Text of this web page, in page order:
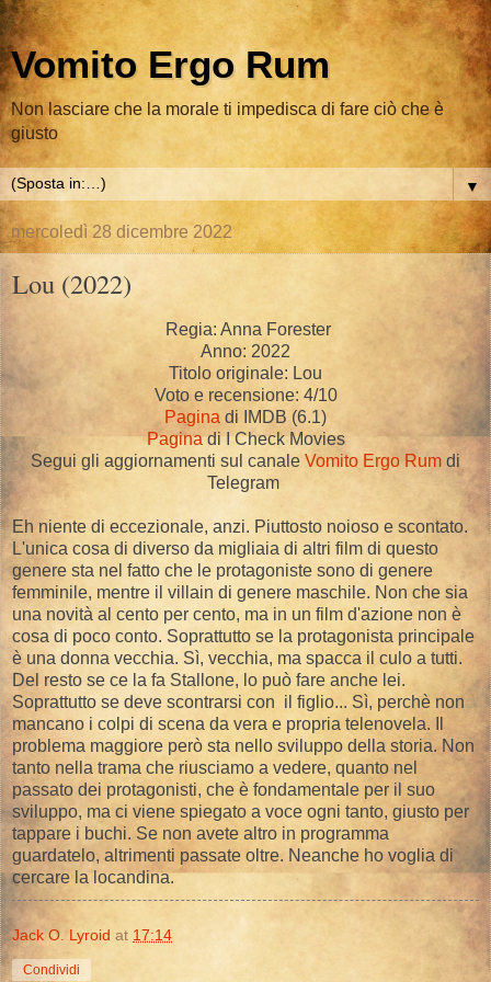
Vomito Ergo Rum
Non lasciare che la morale ti impedisca di fare ciò che è
giusto
▼
mercoledì 28 dicembre 2022
Lou (2022)
Regia: Anna Forester
Anno: 2022
Titolo originale: Lou
Voto e recensione: 4/10
Pagina di IMDB (6.1)
Paginadi I Check Movies
Segui gli aggiornamenti sul canale Vomito Ergo Rum di
Telegram
Eh niente di eccezionale, anzi. Piuttosto noioso e scontato.
L'unica cosa di diverso da migliaia di altri film di questo
genere sta nel fatto che le protagoniste sono di genere
femminile, mentre il villain di genere maschile. Non che sia
una novità al cento per cento, ma in un film d'azione non è
cosa di poco conto. Soprattutto se la protagonista principale
è una donna vecchia. Sì, vecchia, ma spacca il culo a tutti.
Del resto se ce la fa Stallone, lo può fare anche lei.
Soprattutto se deve scontrarsi con il figlio... Sì, perchè non
mancano i colpi di scena da vera e propria telenovela. Il
problema maggiore però sta nello sviluppo della storia. Non
tanto nella trama che riusciamo a vedere, quanto nel
passato dei protagonisti, che è fondamentale per il suo
sviluppo, ma ci viene spiegato a voce ogni tanto, giusto per
tappare i buchi. Se non avete altro in programma
guardatelo, altrimenti passate oltre. Neanche ho voglia di
cercare la locandina.
Jack O. Lyroid at 17:14
Condividi